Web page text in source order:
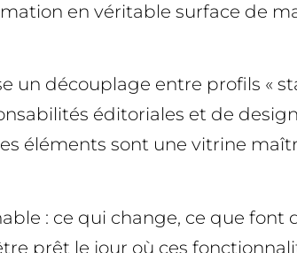
en véritable surface de
un découplage entre profils «
éditoriales et de
éléments sont une vitrine
: ce qui change, ce que font
prêt le jour où ces